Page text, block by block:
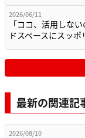
2026/06/11
「ココ、活用しな
ドスペースにスッ
最新の関連記
2026/08/10